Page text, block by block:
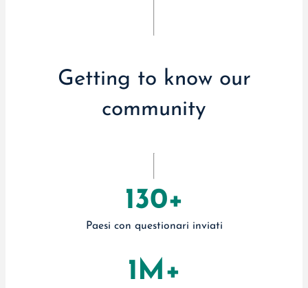
Getting to know our
community
130+
Paesi con questionari inviati
1M+